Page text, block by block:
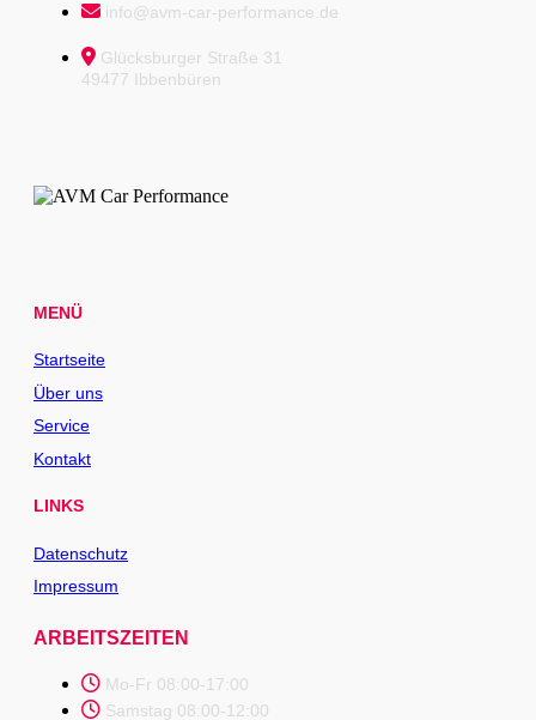
info@avm-car-performance.de
Glücksburger Straße 31
49477 Ibbenbüren
MENÜ
Startseite
Über uns
Service
Kontakt
LINKS
Datenschutz
Impressum
ARBEITSZEITEN
Mo-Fr 08:00-17:00
Samstag 08:00-12:00